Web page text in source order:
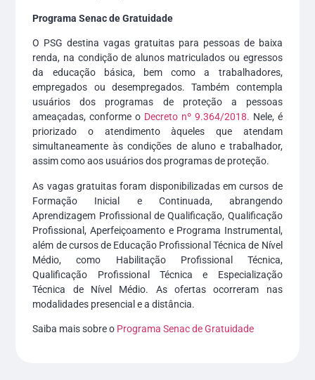
Programa Senac de Gratuidade
O PSG destina vagas gratuitas para pessoas de baixa
renda, na condição de alunos matriculados ou egressos
da educação básica, bem como a trabalhadores,
empregados ou desempregados. Também contempla
usuários dos programas de proteção a pessoas
ameaçadas, conforme o Decreto nº 9.364/2018. Nele, é
priorizado o atendimento àqueles que atendam
simultaneamente às condições de aluno e trabalhador,
assim como aos usuários dos programas de proteção.
As vagas gratuitas foram disponibilizadas em cursos de
Formação Inicial e Continuada, abrangendo
Aprendizagem Profissional de Qualificação, Qualificação
Profissional, Aperfeiçoamento e Programa Instrumental,
além de cursos de Educação Profissional Técnica de Nível
Médio, como Habilitação Profissional Técnica,
Qualificação Profissional Técnica e Especialização
Técnica de Nível Médio. As ofertas ocorreram nas
modalidades presencial e a distância.
Saiba mais sobre o Programa Senac de Gratuidade